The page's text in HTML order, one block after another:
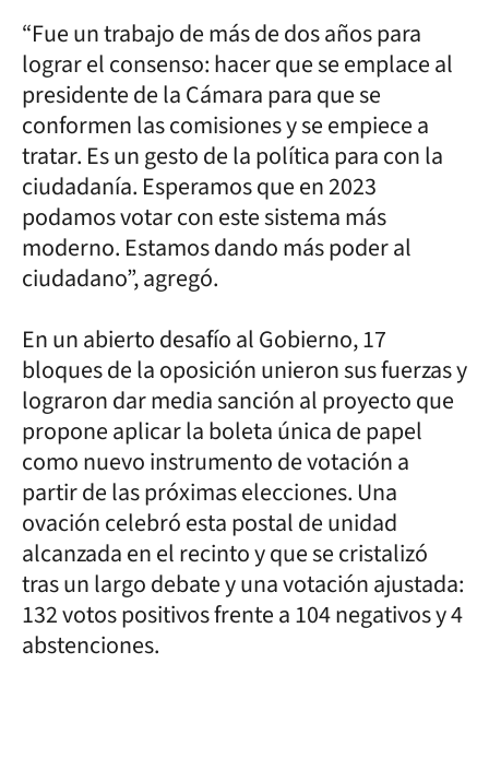
“Fue un trabajo de más de dos años para
lograr el consenso: hacer que se emplace al
presidente de la Cámara para que se
conformen las comisiones y se empiece a
tratar. Es un gesto de la política para con la
ciudadanía. Esperamos que en 2023
podamos votar con este sistema más
moderno. Estamos dando más poder al
ciudadano”, agregó.
En un abierto desafío al Gobierno, 17
bloques de la oposición unieron sus fuerzas y
lograron dar media sanción al proyecto que
propone aplicar la boleta única de papel
como nuevo instrumento de votación a
partir de las próximas elecciones. Una
ovación celebró esta postal de unidad
alcanzada en el recinto y que se cristalizó
tras un largo debate y una votación ajustada:
132 votos positivos frente a 104 negativos y 4
abstenciones.